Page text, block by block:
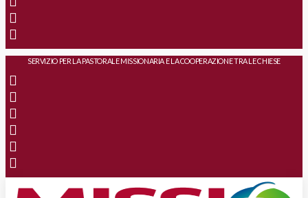
SERVIZIO PER LA PASTORALE MISSIONARIA E LA COOPERAZIONE TRA LE CHIESE